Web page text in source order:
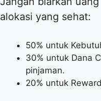
alokasi yang sehat:
50% untuk
30% untuk Dana
pinjaman.
20% untuk